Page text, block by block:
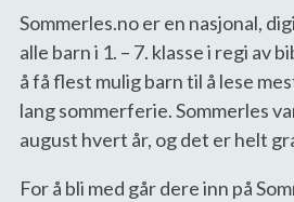
Sommerles.no er en nasjonal,
alle barn i 1. – 7. klasse i regi av
å få flest mulig barn til å lese
lang sommerferie. Sommerles
august hvert år, og det er helt
For å bli med går dere inn på